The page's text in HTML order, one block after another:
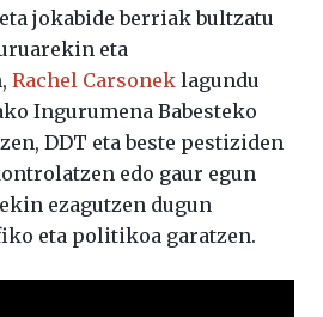
jokabide berriak bultzatu
eta
Rachel Carsonek lagundu
Ingurumena Babesteko
DDT eta beste pestiziden
edo gaur egun
ezagutzen dugun
eta politikoa garatzen.